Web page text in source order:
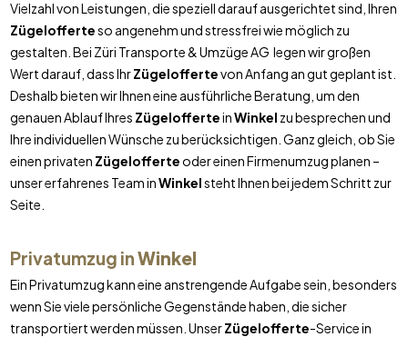
Vielzahl von Leistungen, die speziell darauf ausgerichtet sind, Ihren
Zügelofferteso angenehm und stressfrei wie möglich zu
gestalten. Bei Züri Transporte & Umzüge AG legen wir großen
Wert darauf, dass IhrZügeloffertevon Anfang an gut geplant ist.
Deshalb bieten wir Ihnen eine ausführliche Beratung, um den
genauen Ablauf Ihres ZügelofferteinWinkel zu besprechen und
Ihre individuellen Wünsche zu berücksichtigen. Ganz gleich, ob Sie
einen privaten Zügelofferteoder einen Firmenumzug planen –
unser erfahrenes Team inWinkelsteht Ihnen bei jedem Schritt zur
Seite.
Privatumzug inWinkel
Ein Privatumzug kann eine anstrengende Aufgabe sein, besonders
wenn Sie viele persönliche Gegenstände haben, die sicher
transportiert werden müssen. UnserZügelofferte-Service in